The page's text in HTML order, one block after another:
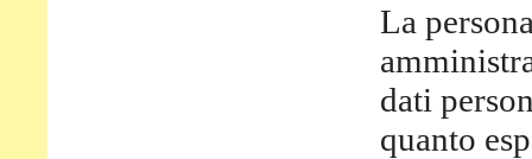
La
dati
quanto